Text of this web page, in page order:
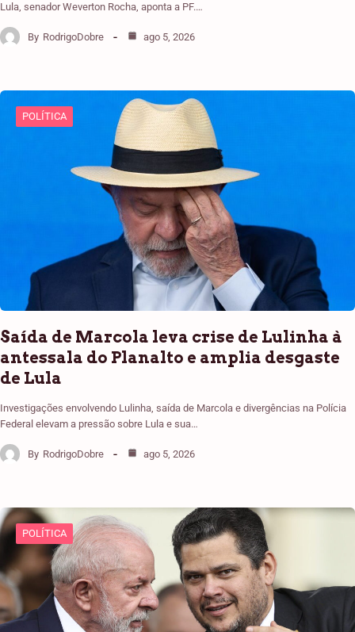
Lula, senador Weverton Rocha, aponta a PF.…
By RodrigoDobre ago 5, 2026
POLÍTICA
Saída de Marcola leva crise de Lulinha à
antessala do Planalto e amplia desgaste
de Lula
Investigações envolvendo Lulinha, saída de Marcola e divergências na Polícia
Federal elevam a pressão sobre Lula e sua…
By RodrigoDobre ago 5, 2026
POLÍTICA